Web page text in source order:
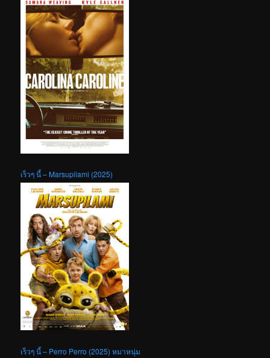
เร็วๆ นี้ – Marsupilami (2025)
เร็วๆ นี้ – Perro Perro (2025) หมาหนุ่ม